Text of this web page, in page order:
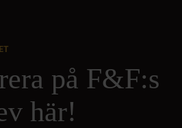
på F&F:s
här!